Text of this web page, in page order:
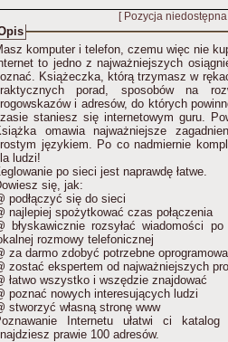
[ Pozycja niedostępna
komputer i telefon, czemu więc nie
to jedno z najważniejszych
Książeczka, którą trzymasz w
porad, sposobów na
i adresów, do których
staniesz się internetowym guru.
omawia najważniejsze
językiem. Po co nadmiernie
ludzi!
po sieci jest naprawdę łatwe.
się, jak:
podłączyć się do sieci
najlepiej spożytkować czas połączenia
błyskawicznie rozsyłać wiadomości
rozmowy telefonicznej
za darmo zdobyć potrzebne
zostać ekspertem od najważniejszych
łatwo wszystko i wszędzie znajdować
poznać nowych interesujących ludzi
stworzyć własną stronę www
Internetu ułatwi ci
prawie 100 adresów.